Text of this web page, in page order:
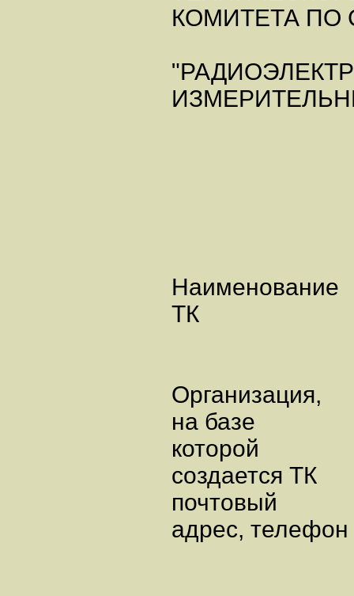
КОМИТЕТА ПО
Наименование
ТК
Организация,
на базе
которой
создается ТК
почтовый
адрес, телефон